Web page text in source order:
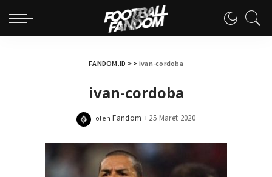
FANDOM.ID > > ivan-cordoba
ivan-cordoba
Posted
oleh Fandom 25 Maret 2020